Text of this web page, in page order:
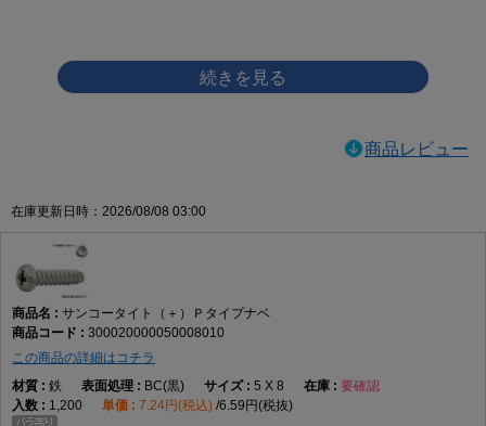
商品レビュー
在庫更新日時：2026/08/08 03:00
サンコータイト（＋）Ｐタイプナベ
300020000050008010
この商品の詳細はコチラ
鉄
BC(黒) 5 X 8
要確認
1,200
7.24円(税込) 6.59円(税抜)